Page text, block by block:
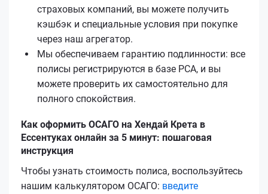
страховых компаний, вы можете получить
кэшбэк и специальные условия при покупке
через наш агрегатор.
Мы обеспечиваем гарантию подлинности: все
полисы регистрируются в базе РСА, и вы
можете проверить их самостоятельно для
полного спокойствия.
Как оформить ОСАГО на Хендай Крета в
Ессентуках онлайн за 5 минут: пошаговая
инструкция
Чтобы узнать стоимость полиса, воспользуйтесь
нашим калькулятором ОСАГО: введите